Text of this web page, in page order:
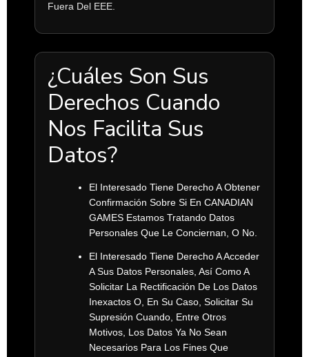
Fuera Del EEE.
¿Cuáles Son Sus
Derechos Cuando
Nos Facilita Sus
Datos?
El Interesado Tiene Derecho A Obtener
Confirmación Sobre Si En CANADIAN
GAMES Estamos Tratando Datos
Personales Que Le Conciernan, O No.
El Interesado Tiene Derecho A Acceder
A Sus Datos Personales, Así Como A
Solicitar La Rectificación De Los Datos
Inexactos O, En Su Caso, Solicitar Su
Supresión Cuando, Entre Otros
Motivos, Los Datos Ya No Sean
Necesarios Para Los Fines Que